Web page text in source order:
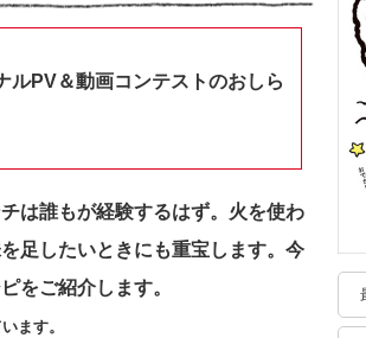
ルPV＆動画コンテストのおしら
は誰もが経験するはず。火を使わ
足したいときにも重宝します。今
をご紹介します。
ます。